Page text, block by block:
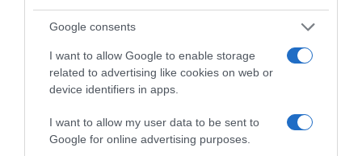
Google consents
I want to allow Google to enable storage
related to advertising like cookies on web or
device identifiers in apps.
I want to allow my user data to be sent to
Google for online advertising purposes.